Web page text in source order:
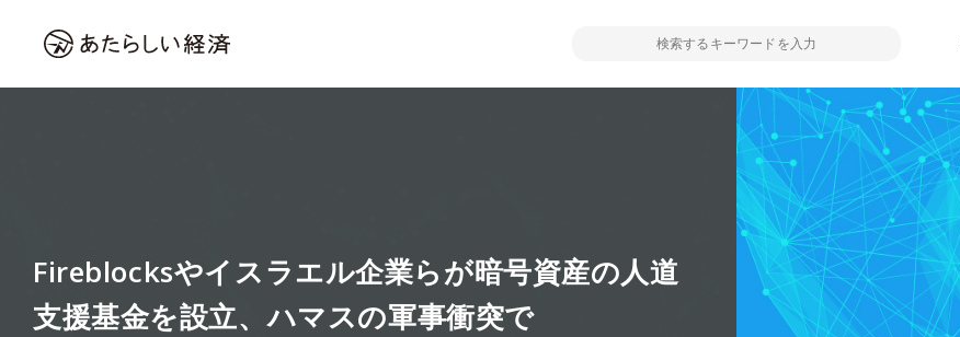
Fireblocksやイスラエル企業らが暗号資産の人道
支援基金を設立、ハマスの軍事衝突で